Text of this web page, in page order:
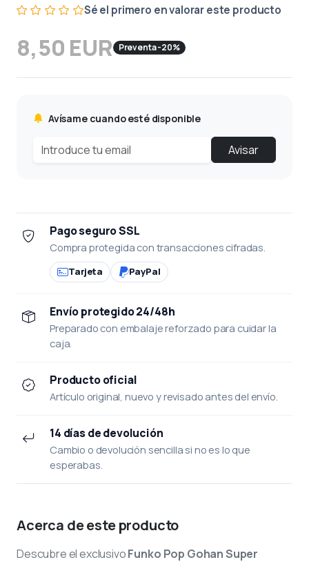
Sé el primero en valorar este producto
8,50 EUR Preventa -20%
Avísame cuando esté disponible
Avisar
Pago seguro SSL
Compra protegida con transacciones cifradas.
Tarjeta PayPal
Envío protegido 24/48h
Preparado con embalaje reforzado para cuidar la
caja.
Producto oficial
Artículo original, nuevo y revisado antes del envío.
14 días de devolución
Cambio o devolución sencilla si no es lo que
esperabas.
Acerca de este producto
Descubre el exclusivoFunko Pop Gohan Super